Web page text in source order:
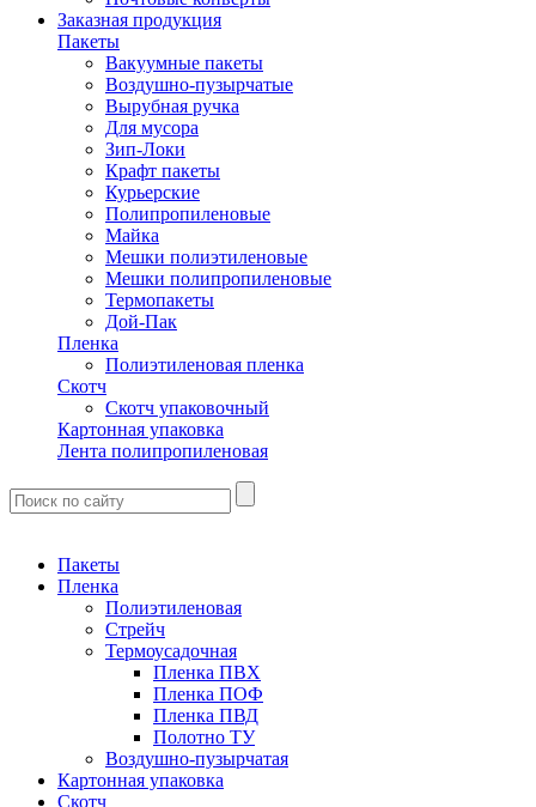
Заказная продукция
Пакеты
Вакуумные пакеты
Воздушно-пузырчатые
Вырубная ручка
Для мусора
Зип-Локи
Крафт пакеты
Курьерские
Полипропиленовые
Майка
Мешки полиэтиленовые
Мешки полипропиленовые
Термопакеты
Дой-Пак
Пленка
Полиэтиленовая пленка
Скотч
Скотч упаковочный
Картонная упаковка
Лента полипропиленовая
Пакеты
Пленка
Полиэтиленовая
Стрейч
Термоусадочная
Пленка ПВХ
Пленка ПОФ
Пленка ПВД
Полотно ТУ
Воздушно-пузырчатая
Картонная упаковка
Скотч